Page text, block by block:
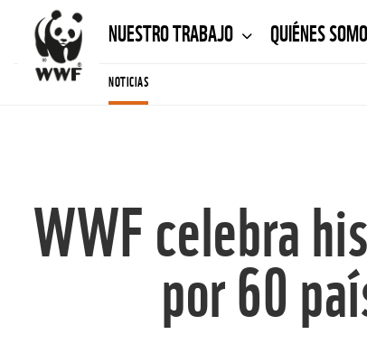
NUESTRO TRABAJO QUIÉNES
NOTICIAS
WWF celebra
por 60